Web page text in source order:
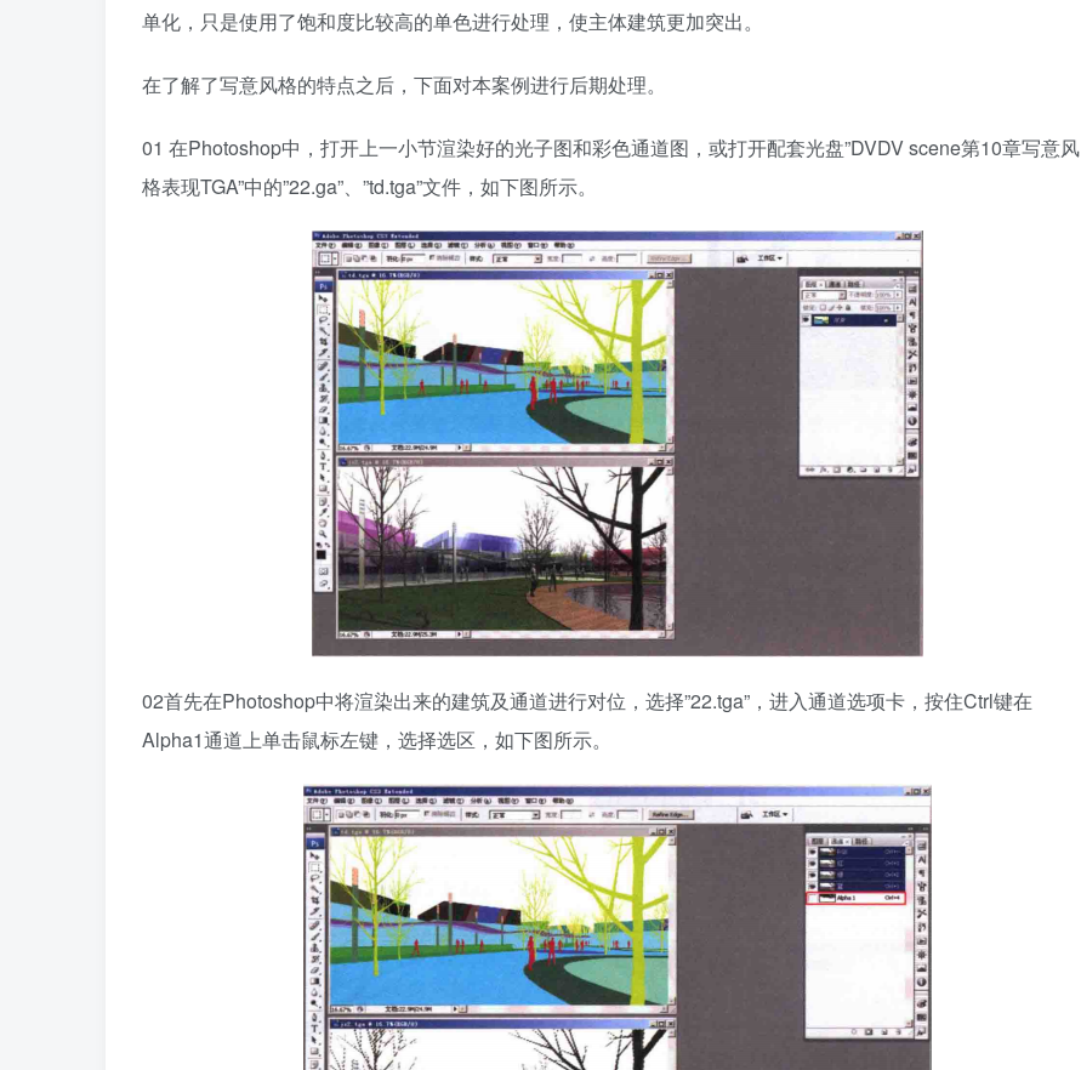
单化，只是使用了饱和度比较高的单色进行处理，使主体建筑更加突出。
在了解了写意风格的特点之后，下面对本案例进行后期处理。
01 在Photoshop中，打开上一小节渲染好的光子图和彩色通道图，或打开配套光盘”DVDV scene第10章写意风
格表现TGA”中的”22.ga”、”td.tga”文件，如下图所示。
02首先在Photoshop中将渲染出来的建筑及通道进行对位，选择”22.tga”，进入通道选项卡，按住Ctrl键在
Alpha1通道上单击鼠标左键，选择选区，如下图所示。